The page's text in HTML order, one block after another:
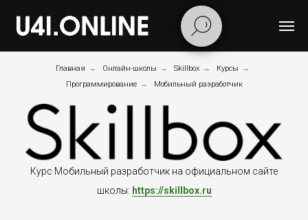
Главная → Онлайн-школы → Skillbox → Курсы →
Программирование → Мобильный разработчик
Курс Мобильный разработчик на официальном сайте
школы: https://skillbox.ru